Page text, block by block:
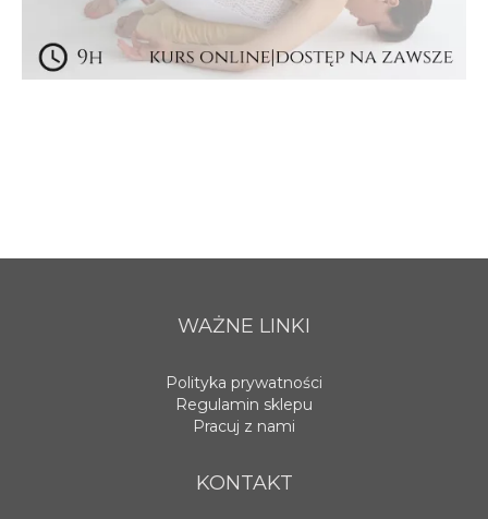
WAŻNE LINKI
Polityka prywatności
Regulamin sklepu
Pracuj z nami
KONTAKT